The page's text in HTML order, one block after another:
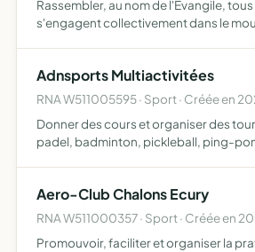
Rassembler, au nom de l'Evangile,
s'engagent collectivement dans le
Adnsports Multiactivitées
RNA W511005595 · Sport · Créée en
Donner des cours et organiser des
padel, badminton, pickleball, ping-
Aero-Club Chalons Ecury
RNA W511000357 · Sport · Créée en
Promouvoir, faciliter et organiser la